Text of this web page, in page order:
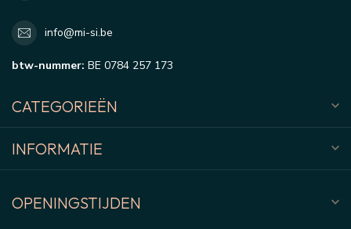
info@mi-si.be
btw-nummer: BE 0784 257 173
CATEGORIEËN
INFORMATIE
OPENINGSTIJDEN